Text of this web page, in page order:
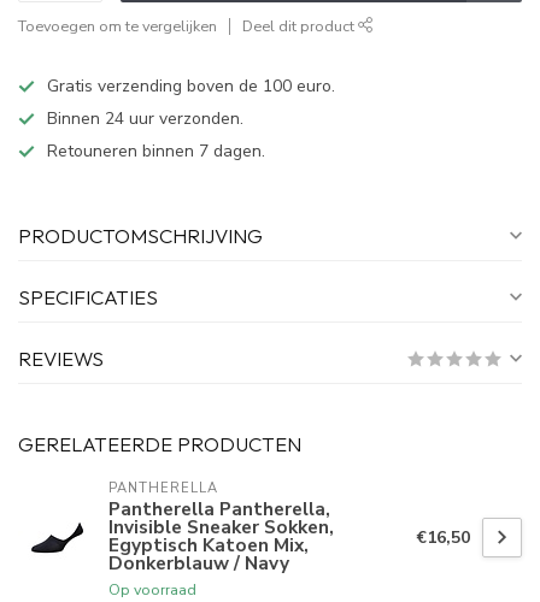
Toevoegen om te vergelijken Deel dit product
Gratis verzending boven de 100 euro.
Binnen 24 uur verzonden.
Retouneren binnen 7 dagen.
PRODUCTOMSCHRIJVING
SPECIFICATIES
REVIEWS
GERELATEERDE PRODUCTEN
PANTHERELLA
Pantherella Pantherella,
Invisible Sneaker Sokken,
Egyptisch Katoen Mix,
Donkerblauw / Navy
Op voorraad
€16,50